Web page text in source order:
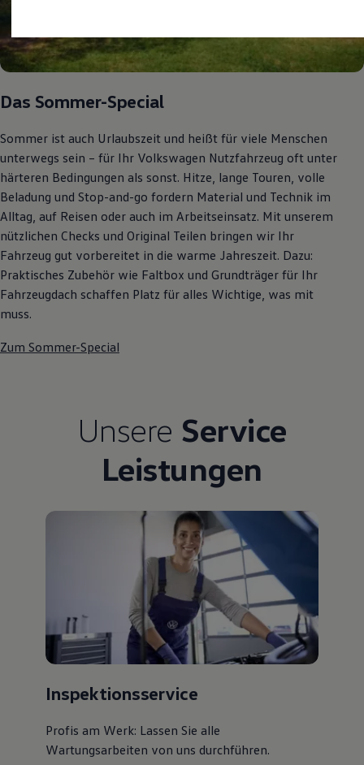
Kostensimulator
Autonomes Fahren
Mehr zum ID. Buzz
California Welt
California Club
Vanlife
Ratgeber
Routen & Reisen
California Reisen & Erlebnisse
California App
California Lifestyle & Zubehör
Übernachten im California
Marke
Unternehmen
Karriere
Karriere im Unternehmen
Karriere im Autohaus
Gesellschaft
Natur
Fahrzeugabholung ab Werk
Das Sommer-Special
Sommer ist auch Urlaubszeit und heißt für viele Menschen
unterwegs sein – für Ihr Volkswagen Nutzfahrzeug oft unter
härteren Bedingungen als sonst. Hitze, lange Touren, volle
Beladung und Stop-and-go fordern Material und Technik im
Alltag, auf Reisen oder auch im Arbeitseinsatz. Mit unserem
nützlichen Checks und Original Teilen bringen wir Ihr
Fahrzeug gut vorbereitet in die warme Jahreszeit. Dazu:
Praktisches Zubehör wie Faltbox und Grundträger für Ihr
Fahrzeugdach schaffen Platz für alles Wichtige, was mit
muss.
Zum Sommer-Special
Unsere Service
Leistungen
Inspektionsservice
Profis am Werk: Lassen Sie alle
Wartungsarbeiten von uns durchführen.